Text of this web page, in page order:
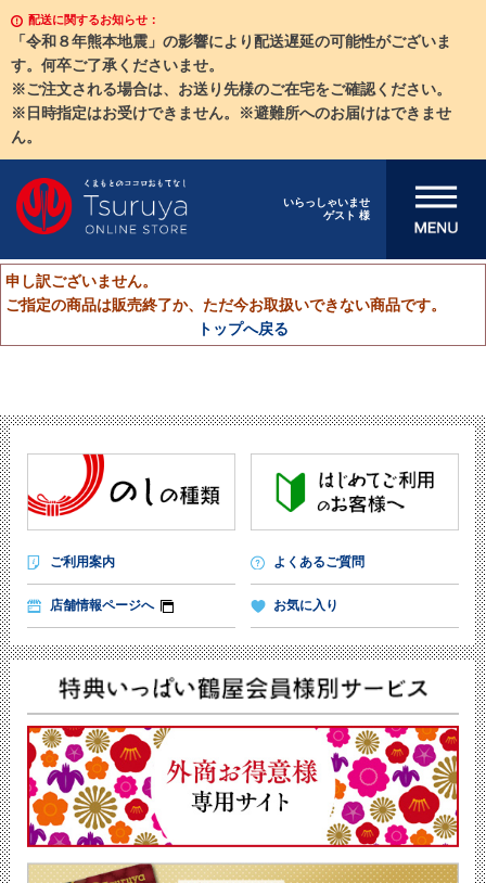
配送に関するお知らせ：
「令和８年熊本地震」の影響により配送遅延の可能性がございま
す。何卒ご了承くださいませ。
※ご注文される場合は、お送り先様のご在宅をご確認ください。
※日時指定はお受けできません。※避難所へのお届けはできませ
ん。
いらっしゃいませ
ゲスト 様
メニューを開
申し訳ございません。
ご指定の商品は販売終了か、ただ今お取扱いできない商品です。
トップへ戻る
ご利用案内 よくあるご質問
店舗情報ページへ お気に入り